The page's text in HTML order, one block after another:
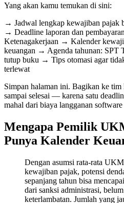
Yang akan kamu temukan di sini:
→ Jadwal lengkap kewajiban pajak
→ Deadline laporan dan
Ketenagakerjaan → Kalender
keuangan → Agenda tahunan: SPT
tutup buku → Tips otomasi agar
terlewat
Simpan halaman ini. Bagikan ke tim
sampai selesai — karena satu
mahal dari biaya langganan
Mengapa Pemilik
Punya Kalender
Dengan asumsi rata-rata
kewajiban pajak, potensi
sepanjang tahun bisa
dari sanksi administrasi,
keterlambatan. Jumlah yang